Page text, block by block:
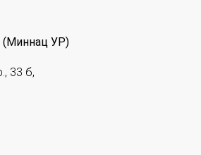
(Миннац УР)
33 б,